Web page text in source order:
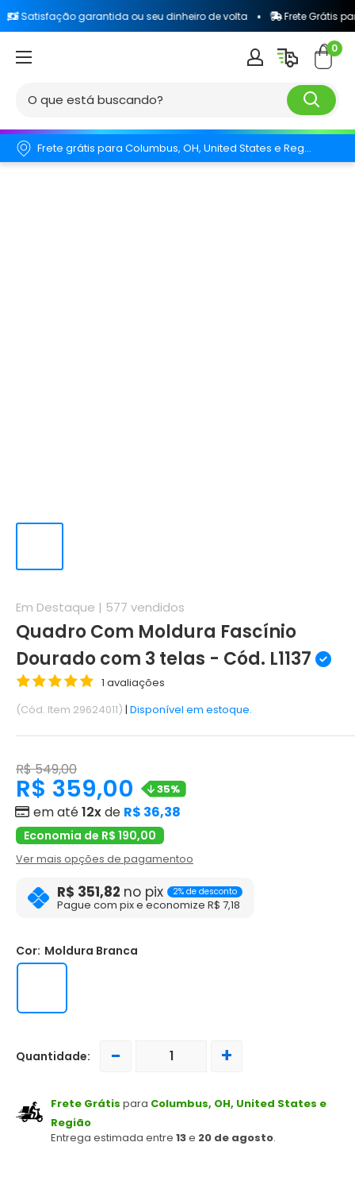
garantida ou seu dinheiro de volta Frete Grátis para todo
0
Frete grátis para Columbus, OH, United States e Região.
Em Destaque | 577 vendidos
Quadro Com Moldura Fascínio
Dourado com 3 telas - Cód. L1137
1 avaliações
(Cód. Item 29624011) | Disponível em estoque.
Cor: Moldura Branca
R$ 549,00
R$ 359,00 35%
em até12xde R$ 36,38
Economia de R$ 190,00
Ver mais opções de pagamentoo
R$ 351,82 no pix 2% de desconto
Pague com pix e economize R$ 7,18
Quantidade: - +
Frete Grátis para Columbus, OH, United States e
Região
Entrega estimada entre 13e 20 de agosto.